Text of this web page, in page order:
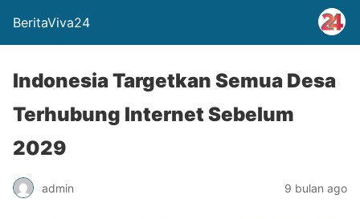
BeritaViva24
Indonesia Targetkan Semua Desa
Terhubung Internet Sebelum
2029
admin 9 bulan ago